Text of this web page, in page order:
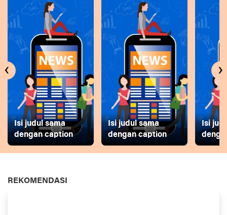
Isi judul sama
dengan caption
Isi judul sama
dengan caption
Isi
‹ ›
REKOMENDASI